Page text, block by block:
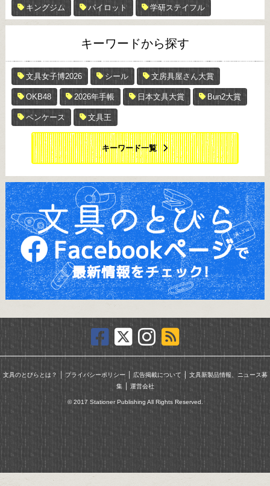
キングジム パイロット 学研ステイフル
キーワードから探す
文具女子博2026 シール 文房具屋さん大賞
OKB48 2026年手帳 日本文具大賞 Bun2大賞
ペンケース 文具王
キーワード一覧
文具のとびらとは？ ｜ プライバシーポリシー｜ 広告掲載について ｜ 文具新製品情報、ニュース募
集｜ 運営会社
© 2017 Stationer Publishing All Rights Reserved.